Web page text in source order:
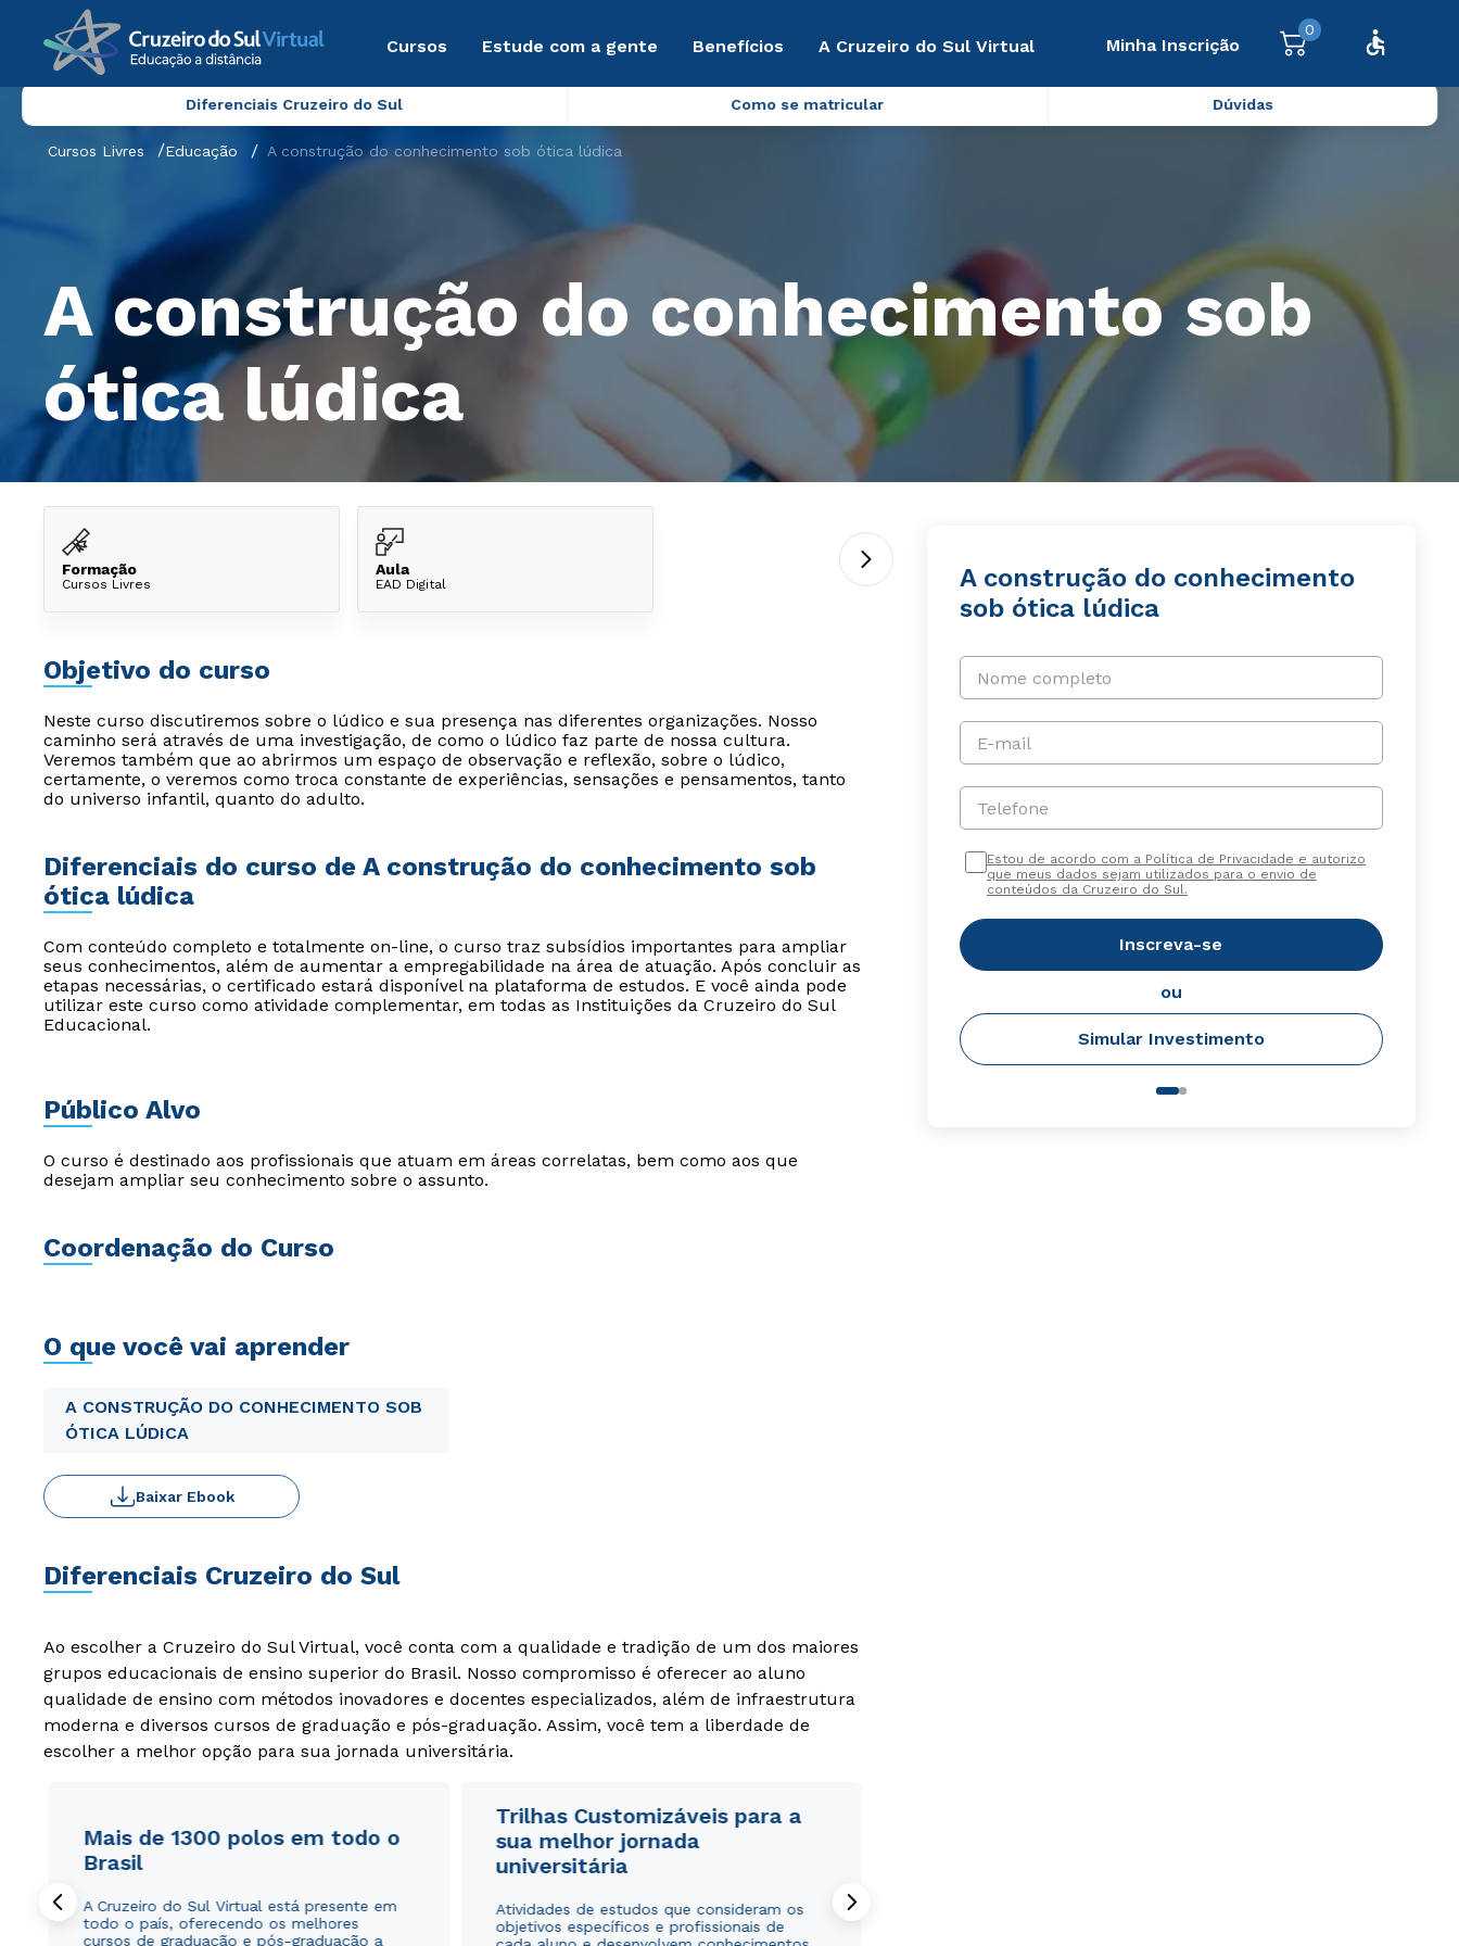
Cursos Estude com a gente Benefícios A Cruzeiro do Sul Virtual Minha Inscrição
0
Diferenciais Cruzeiro do Sul Como se matricular Dúvidas
Cursos Livres Educação A construção do conhecimento sob ótica lúdica
A construção do conhecimento sob
ótica lúdica
Formação
Cursos Livres
Aula
EAD Digital
Objetivo do curso
Neste curso discutiremos sobre o lúdico e sua presença nas diferentes organizações. Nosso
caminho será através de uma investigação, de como o lúdico faz parte de nossa cultura.
Veremos também que ao abrirmos um espaço de observação e reflexão, sobre o lúdico,
certamente, o veremos como troca constante de experiências, sensações e pensamentos, tanto
do universo infantil, quanto do adulto.
Diferenciais do curso de A construção do conhecimento sob
ótica lúdica
Com conteúdo completo e totalmente on-line, o curso traz subsídios importantes para ampliar
seus conhecimentos, além de aumentar a empregabilidade na área de atuação. Após concluir as
etapas necessárias, o certificado estará disponível na plataforma de estudos. E você ainda pode
utilizar este curso como atividade complementar, em todas as Instituições da Cruzeiro do Sul
Educacional.
Público Alvo
O curso é destinado aos profissionais que atuam em áreas correlatas, bem como aos que
desejam ampliar seu conhecimento sobre o assunto.
Coordenação do Curso
O que você vai aprender
A CONSTRUÇÃO DO CONHECIMENTO SOB
ÓTICA LÚDICA
Baixar Ebook
Diferenciais Cruzeiro do Sul
Ao escolher a Cruzeiro do Sul Virtual, você conta com a qualidade e tradição de um dos maiores
grupos educacionais de ensino superior do Brasil. Nosso compromisso é oferecer ao aluno
qualidade de ensino com métodos inovadores e docentes especializados, além de infraestrutura
moderna e diversos cursos de graduação e pós-graduação. Assim, você tem a liberdade de
escolher a melhor opção para sua jornada universitária.
Mais de 1300 polos em todo o
Brasil
A Cruzeiro do Sul Virtual está presente em
todo o país, oferecendo os melhores
cursos de graduação e pós-graduação a
Trilhas Customizáveis para a
sua melhor jornada
universitária
Atividades de estudos que consideram os
objetivos específicos e profissionais de
A construção do conhecimento
sob ótica lúdica
Nome completo
E-mail
Telefone
Estou de acordo com a Política de Privacidade e autorizo
que meus dados sejam utilizados para o envio de
conteúdos da Cruzeiro do Sul.
Inscreva-se
ou
Simular Investimento